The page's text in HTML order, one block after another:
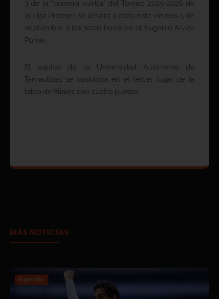
3 de la “primera vuelta” del Torneo 2025-2026 de
la Liga Premier, se llevará a cabo este viernes 5 de
septiembre a las 10:00 horas en el Eugenio Alvizo
Porras.
El equipo de la Universidad Autónoma de
Tamaulipas se posiciona en el tercer lugar de la
tabla de filiales con cuatro puntos.
MÁS NOTICIAS
Expansión